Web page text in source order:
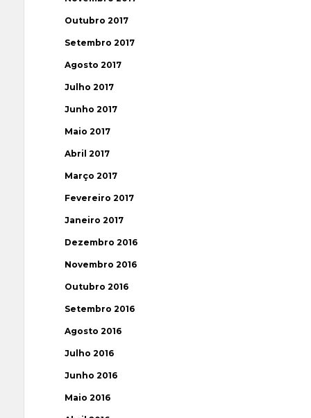
Outubro 2017
Setembro 2017
Agosto 2017
Julho 2017
Junho 2017
Maio 2017
Abril 2017
Março 2017
Fevereiro 2017
Janeiro 2017
Dezembro 2016
Novembro 2016
Outubro 2016
Setembro 2016
Agosto 2016
Julho 2016
Junho 2016
Maio 2016